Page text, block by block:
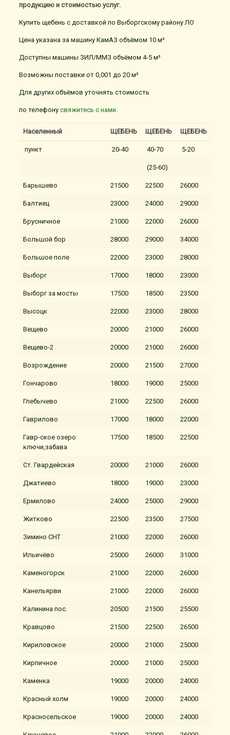
продукцию и стоимостью услуг.
Купить щебень с доставкой по Выборгскому району ЛО
Цена указана за машину КамАЗ объёмом 10 м³
Доступны машины ЗИЛ/ММЗ объёмом 4-5 м³
Возможны поставки от 0,001 до 20 м³
Для других объёмов уточнять стоимость
по телефону свяжитесь с нами.
Населенный ЩЕБЕНЬ ЩЕБЕНЬ ЩЕБЕНЬ
пункт 20-40 40-70 5-20
(25-60)
Барышево 21500 22500 26000
Балтиец 23000 24000 29000
Брусничное 21000 22000 26000
Большой бор 28000 29000 34000
Большое поле 22000 23000 28000
Выборг 17000 18000 23000
Выборг за мосты 17500 18500 23500
Высоцк 22000 23000 28000
Вещево 20000 21000 26000
Вещево-2 20000 21000 26000
Возрождение 20000 21500 27000
Гончарово 18000 19000 25000
Глебычево 21000 22500 26000
Гаврилово 17000 18000 22000
Гавр-ское озеро
ключи,забава
17500 18500 22500
Ст. Гвардейская 20000 21000 26000
Джатиево 18000 19000 23000
Ермилово 24000 25000 29000
Житково 22500 23500 27500
Зимино СНТ 21000 22000 26000
Ильичёво 25000 26000 31000
Каменогорск 21000 22000 26000
Канельярви 21000 22000 26000
Калинина пос. 20500 21500 25500
Кравцово 21500 22500 26500
Кириловское 20000 21000 25000
Кирпичное 20000 21000 25000
Каменка 19000 20000 24000
Красный холм 19000 20000 24000
Красносельское 19000 20000 24000